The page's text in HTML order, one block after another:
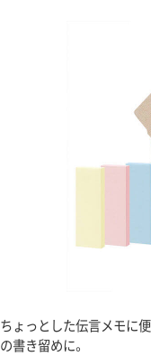
ちょっとした伝言メモに
の書き留めに。